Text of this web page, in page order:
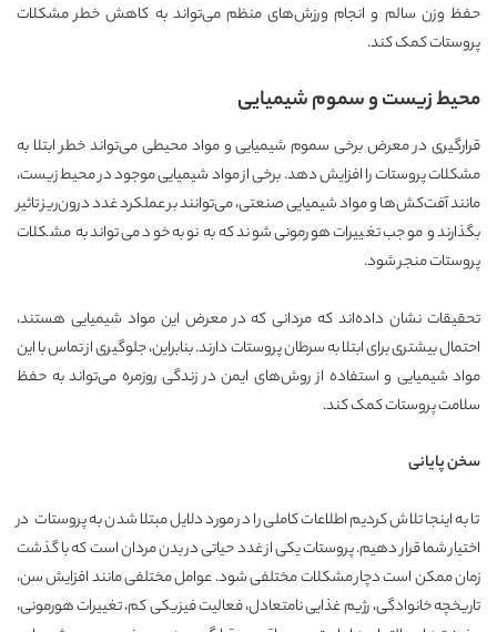
حفظ وزن سالم و انجام ورزش‌های منظم می‌تواند به کاهش خطر مشکلات
پروستات کمک کند.
محیط زیست و سموم شیمیایی
قرارگیری در معرض برخی سموم شیمیایی و مواد محیطی می‌تواند خطر ابتلا به
مشکلات پروستات را افزایش دهد. برخی از مواد شیمیایی موجود در محیط زیست،
مانند آفت‌کش‌ها و مواد شیمیایی صنعتی، می‌توانند بر عملکرد غدد درون‌ریز تاثیر
بگذارند و موجب تغییرات هورمونی شوند که به نوبه خود می‌تواند به مشکلات
پروستات منجر شود.
تحقیقات نشان داده‌اند که مردانی که در معرض این مواد شیمیایی هستند،
احتمال بیشتری برای ابتلا به سرطان پروستات دارند. بنابراین، جلوگیری از تماس با این
مواد شیمیایی و استفاده از روش‌های ایمن در زندگی روزمره می‌تواند به حفظ
سلامت پروستات کمک کند.
سخن پایانی
تا به اینجا تلاش کردیم اطلاعات کاملی را در مورد دلایل مبتلا شدن به پروستات در
اختیار شما قرار دهیم. پروستات یکی از غدد حیاتی در بدن مردان است که با گذشت
زمان ممکن است دچار مشکلات مختلفی شود. عوامل مختلفی مانند افزایش سن،
تاریخچه خانوادگی، رژیم غذایی نامتعادل، فعالیت فیزیکی کم، تغییرات هورمونی،